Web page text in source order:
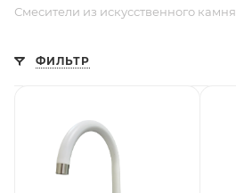
Смесители из искусственного камня
ФИЛЬТР